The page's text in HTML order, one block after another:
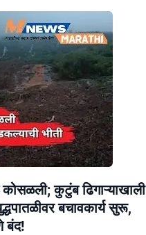
कुटुंब ढिगाऱ्याखाली
बचावकार्य सुरू,
बंद!